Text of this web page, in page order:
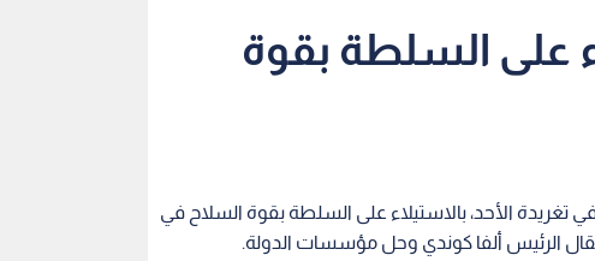
على السلطة بقوة
تغريدة الأحد، بالاستيلاء على السلطة بقوة السلاح في
الرئيس ألفا كوندي وحل مؤسسات الدولة.